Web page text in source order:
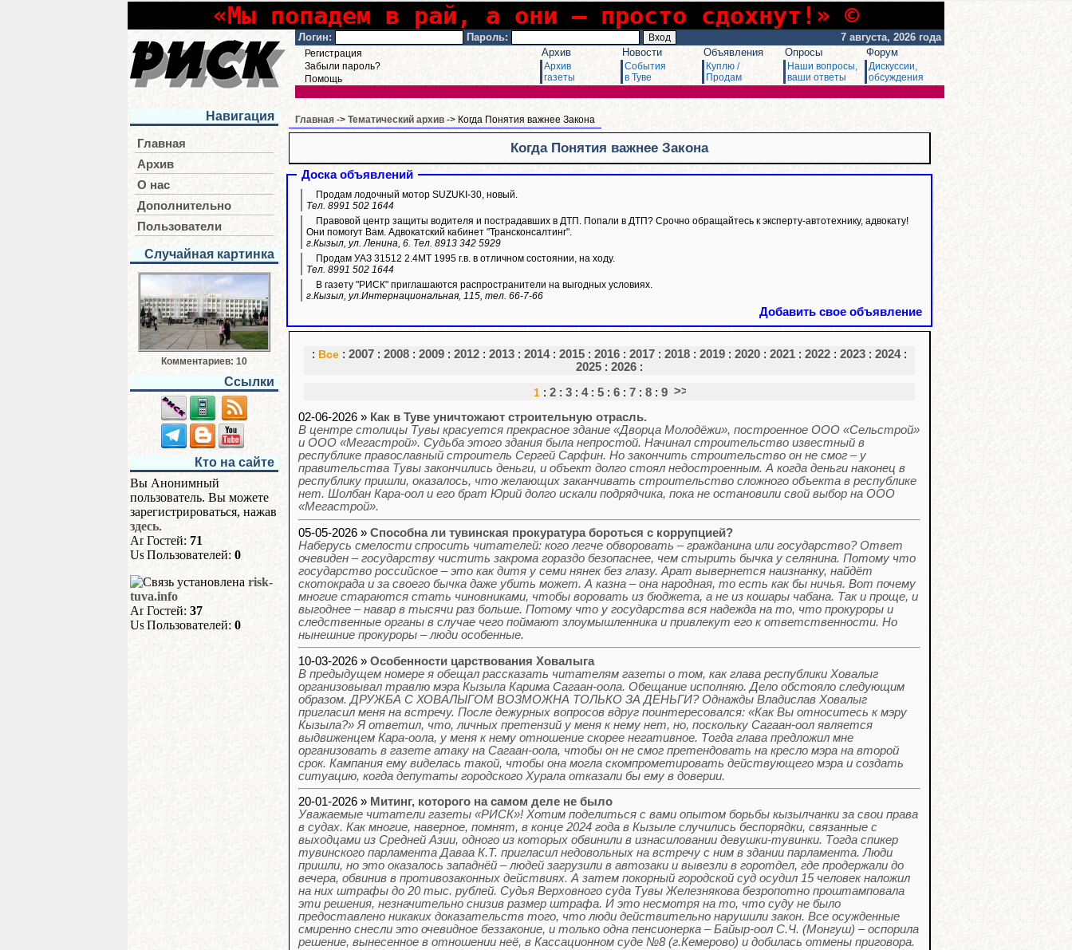
«Мы попадем в рай, а они – просто сдохнут!» ©
Логин: Пароль: 7 августа, 2026 года
Регистрация
Забыли пароль?
Помощь
Архив
Архив
газеты
Новости
События
в Туве
Объявления
Куплю /
Продам
Опросы
Наши вопросы,
ваши ответы
Форум
Дискуссии,
обсуждения
Навигация
Главная
Архив
О нас
Дополнительно
Пользователи
Случайная картинка
Комментариев: 10
Ссылки
Кто на сайте
Вы Анонимный
пользователь. Вы можете
зарегистрироваться, нажав
здесь.
Гостей: 71
Пользователей: 0
risk-
tuva.info
Гостей: 37
Пользователей: 0
Главная -> Тематический архив -> Когда Понятия важнее Закона
Когда Понятия важнее Закона
Доска объявлений
Продам лодочный мотор SUZUKI-30, новый.
Тел. 8991 502 1644
Правовой центр защиты водителя и пострадавших в ДТП. Попали в ДТП? Срочно обращайтесь к эксперту-автотехнику, адвокату!
Они помогут Вам. Адвокатский кабинет "Трансконсалтинг".
г.Кызыл, ул. Ленина, 6. Тел. 8913 342 5929
Продам УАЗ 31512 2.4МТ 1995 г.в. в отличном состоянии, на ходу.
Тел. 8991 502 1644
В газету "РИСК" приглашаются распространители на выгодных условиях.
г.Кызыл, ул.Интернациональная, 115, тел. 66-7-66
Добавить свое объявление
: Все : 2007 : 2008 : 2009 : 2012 : 2013 : 2014: 2015 : 2016 : 2017 : 2018 : 2019 : 2020 : 2021 : 2022 : 2023 : 2024:
2025 : 2026 :
1: 2: 3: 4: 5: 6: 7: 8: 9
02-06-2026 » Как в Туве уничтожают строительную отрасль.
В центре столицы Тувы красуется прекрасное здание «Дворца Молодёжи», построенное ООО «Сельстрой»
и ООО «Мегастрой». Судьба этого здания была непростой. Начинал строительство известный в
республике православный строитель Сергей Сарфин. Но закончить строительство он не смог – у
правительства Тувы закончились деньги, и объект долго стоял недостроенным. А когда деньги наконец в
республику пришли, оказалось, что желающих заканчивать строительство сложного объекта в республике
нет. Шолбан Кара-оол и его брат Юрий долго искали подрядчика, пока не остановили свой выбор на ООО
«Мегастрой».
05-05-2026 » Способна ли тувинская прокуратура бороться с коррупцией?
Наберусь смелости спросить читателей: кого легче обворовать – гражданина или государство? Ответ
очевиден – государству чистить закрома гораздо безопаснее, чем стырить бычка у селянина. Потому что
государство российское – это как дитя у семи нянек без глазу. Арат вывернется наизнанку, найдёт
скотокрада и за своего бычка даже убить может. А казна – она народная, то есть как бы ничья. Вот почему
многие стараются стать чиновниками, чтобы воровать из бюджета, а не из кошары чабана. Так и проще, и
выгоднее – навар в тысячи раз больше. Потому что у государства вся надежда на то, что прокуроры и
следственные органы в случае чего поймают злоумышленника и привлекут его к ответственности. Но
нынешние прокуроры – люди особенные.
10-03-2026 » Особенности царствования Ховалыга
В предыдущем номере я обещал рассказать читателям газеты о том, как глава республики Ховалыг
организовывал травлю мэра Кызыла Карима Сагаан-оола. Обещание исполняю. Дело обстояло следующим
образом. ДРУЖБА С ХОВАЛЫГОМ ВОЗМОЖНА ТОЛЬКО ЗА ДЕНЬГИ? Однажды Владислав Ховалыг
пригласил меня на встречу. После дежурных вопросов вдруг поинтересовался: «Как Вы относитесь к мэру
Кызыла?» Я ответил, что, личных претензий у меня к нему нет, но, поскольку Сагаан-оол является
выдвиженцем Кара-оола, у меня к нему отношение скорее негативное. Тогда глава предложил мне
организовать в газете атаку на Сагаан-оола, чтобы он не смог претендовать на кресло мэра на второй
срок. Кампания ему виделась такой, чтобы она могла скомпрометировать действующего мэра и создать
ситуацию, когда депутаты городского Хурала отказали бы ему в доверии.
20-01-2026 » Митинг, которого на самом деле не было
Уважаемые читатели газеты «РИСК»! Хотим поделиться с вами опытом борьбы кызылчанки за свои права
в судах. Как многие, наверное, помнят, в конце 2024 года в Кызыле случились беспорядки, связанные с
выходцами из Средней Азии, одного из которых обвинили в изнасиловании девушки-тувинки. Тогда спикер
тувинского парламента Даваа К.Т. пригласил недовольных на встречу с ним в здании парламента. Люди
пришли, но это оказалось западнёй – людей загрузили в автозаки и вывезли в горотдел, где продержали до
вечера, обвинив в противозаконных действиях. А затем покорный городской суд осудил 15 человек наложил
на них штрафы до 20 тыс. рублей. Судья Верховного суда Тувы Железнякова безропотно проштамповала
эти решения, незначительно снизив размер штрафа. И это несмотря на то, что суду не было
предоставлено никаких доказательств того, что люди действительно нарушили закон. Все осужденные
смиренно снесли это очевидное беззаконие, и только одна пенсионерка – Байыр-оол С.Ч. (Монгуш) – оспорила
решение, вынесенное в отношении неё, в Кассационном суде №8 (г.Кемерово) и добилась отмены приговора.